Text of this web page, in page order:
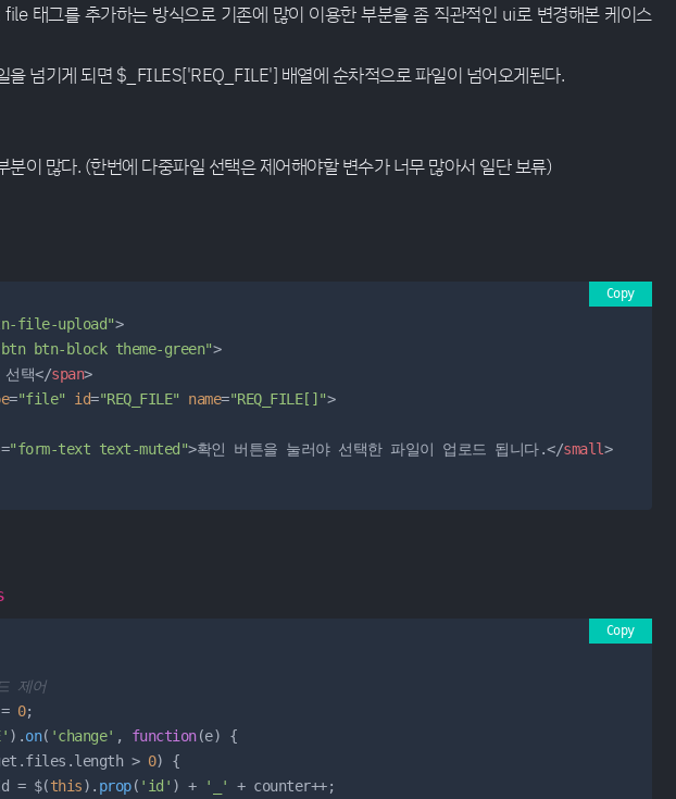
태그를 추가하는 방식으로 기존에 많이 이용한 부분을 좀 직관적인 ui로 변경해본 케이스
을 넘기게 되면 $_FILES['REQ_FILE'] 배열에 순차적으로 파일이 넘어오게된다.
분이 많다. (한번에 다중파일 선택은 제어해야할 변수가 너무 많아서 일단 보류)
file-upload">
btn-block theme-green">
택</span>
="file" id="REQ_FILE" name="REQ_FILE[]">
="form-text text-muted">확인 버튼을 눌러야 선택한 파일이 업로드 됩니다.</small>
Copy
제어
0;
).on( 'change' , function(e) {
.files .length > 0) {
= $(this). prop( 'id' ) + '_'
+ counter++;
Copy